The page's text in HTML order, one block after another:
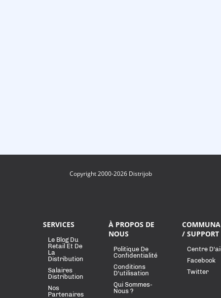
Copyright 2000-2026 Distrijob
SERVICES
Le Blog Du
Retail Et De
La
Distribution
Salaires
Distribution
Nos
Partenaires
À PROPOS DE
NOUS
Politique De
Confidentialité
Conditions
D'utilisation
Qui Sommes-
Nous ?
/ SUPPORT
Centre
Facebook
Twitter